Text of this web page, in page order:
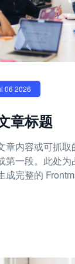
06 2026
章标题
章内容或可抓
第一段。此处
成完整的